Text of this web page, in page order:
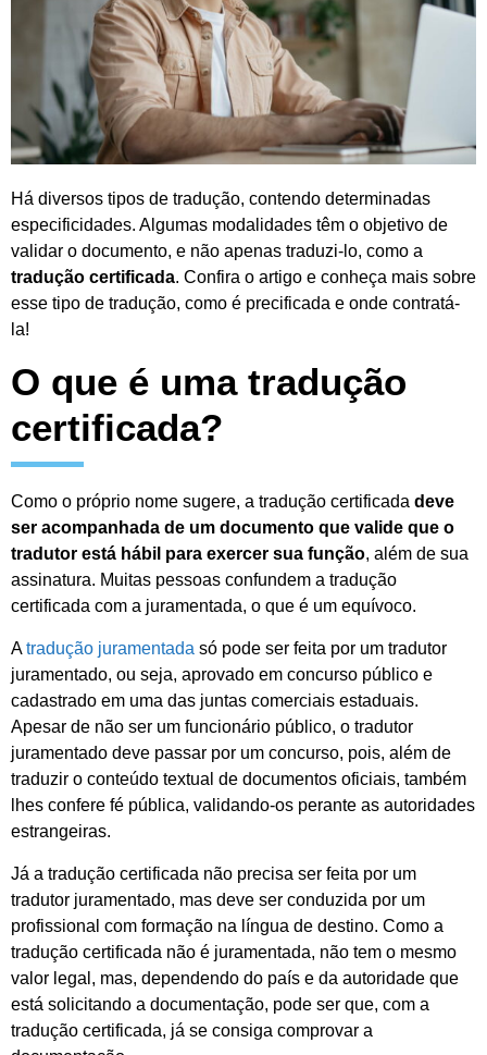
Há diversos tipos de tradução, contendo determinadas
especificidades. Algumas modalidades têm o objetivo de
validar o documento, e não apenas traduzi-lo, como a
tradução certificada. Confira o artigo e conheça mais sobre
esse tipo de tradução, como é precificada e onde contratá-
la!
O que é uma tradução
certificada?
Como o próprio nome sugere, a tradução certificada deve
ser acompanhada de um documento que valide que o
tradutor está hábil para exercer sua função, além de sua
assinatura. Muitas pessoas confundem a tradução
certificada com a juramentada, o que é um equívoco.
Atradução juramentada só pode ser feita por um tradutor
juramentado, ou seja, aprovado em concurso público e
cadastrado em uma das juntas comerciais estaduais.
Apesar de não ser um funcionário público, o tradutor
juramentado deve passar por um concurso, pois, além de
traduzir o conteúdo textual de documentos oficiais, também
lhes confere fé pública, validando-os perante as autoridades
estrangeiras.
Já a tradução certificada não precisa ser feita por um
tradutor juramentado, mas deve ser conduzida por um
profissional com formação na língua de destino. Como a
tradução certificada não é juramentada, não tem o mesmo
valor legal, mas, dependendo do país e da autoridade que
está solicitando a documentação, pode ser que, com a
tradução certificada, já se consiga comprovar a